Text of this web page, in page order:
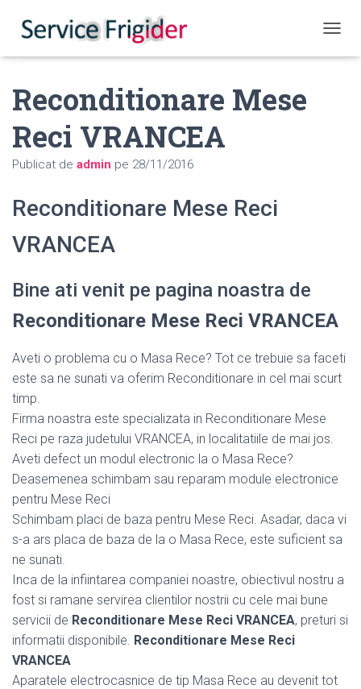
Reconditionare Mese
Reci VRANCEA
Publicat de admin pe 28/11/2016
Reconditionare Mese Reci
VRANCEA
Bine ati venit pe pagina noastra de
Reconditionare Mese Reci VRANCEA
Aveti o problema cu o Masa Rece? Tot ce trebuie sa faceti
este sa ne sunati va oferim Reconditionare in cel mai scurt
timp.
Firma noastra este specializata in Reconditionare Mese
Reci pe raza judetului VRANCEA, in localitatiile de mai jos.
Aveti defect un modul electronic la o Masa Rece?
Deasemenea schimbam sau reparam module electronice
pentru Mese Reci
Schimbam placi de baza pentru Mese Reci. Asadar, daca vi
s-a ars placa de baza de la o Masa Rece, este suficient sa
ne sunati.
Inca de la infiintarea companiei noastre, obiectivul nostru a
fost si ramane servirea clientilor nostrii cu cele mai bune
servicii de Reconditionare Mese Reci VRANCEA, preturi si
informatii disponibile. Reconditionare Mese Reci
VRANCEA
Aparatele electrocasnice de tip Masa Rece au devenit tot